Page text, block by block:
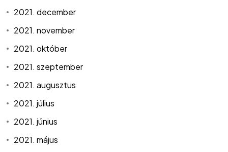
2021. december
2021. november
2021. október
2021. szeptember
2021. augusztus
2021. július
2021. június
2021. május